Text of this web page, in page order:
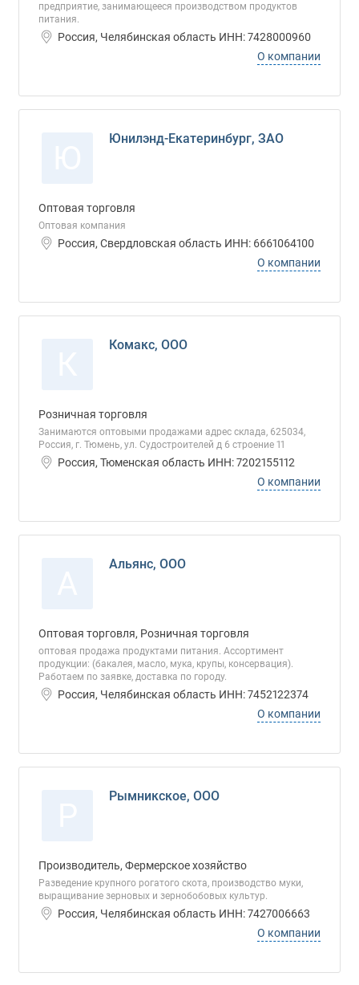
предприятие, занимающееся производством продуктов
питания.
Россия, Челябинская область ИНН: 7428000960
О компании
Юнилэнд-Екатеринбург, ЗАО
Оптовая торговля
Оптовая компания
Россия, Свердловская область ИНН: 6661064100
О компании
Комакс, ООО
Розничная торговля
Занимаются оптовыми продажами адрес склада, 625034,
Россия, г. Тюмень, ул. Судостроителей д 6 строение 11
Россия, Тюменская область ИНН: 7202155112
О компании
Альянс, ООО
Оптовая торговля, Розничная торговля
оптовая продажа продуктами питания. Ассортимент
продукции: (бакалея, масло, мука, крупы, консервация).
Работаем по заявке, доставка по городу.
Россия, Челябинская область ИНН: 7452122374
О компании
Рымникское, ООО
Производитель, Фермерское хозяйство
Разведение крупного рогатого скота, производство муки,
выращивание зерновых и зернобобовых культур.
Россия, Челябинская область ИНН: 7427006663
О компании